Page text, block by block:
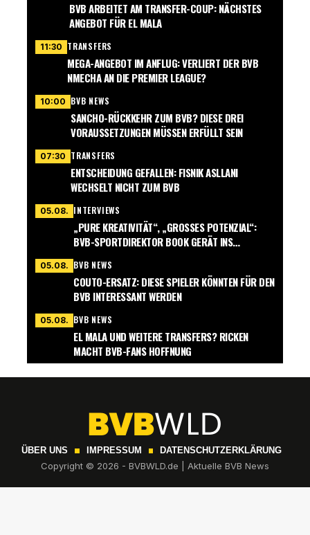
BVB ARBEITET AM TRANSFER-COUP: NÄCHSTES
ANGEBOT FÜR EL MALA
11:30 TRANSFERS
MEGA-ANGEBOT IM ANFLUG: VERLIERT DER BVB
NMECHA AN DIE PREMIER LEAGUE?
10:00 BVB NEWS
SANCHO-RÜCKKEHR ZUM BVB? DIESE DREI
VORAUSSETZUNGEN MÜSSEN ERFÜLLT SEIN
07:30 TRANSFERS
ENTSCHEIDUNG GEFALLEN: FISNIK ASLLANI
WECHSELT NICHT ZUM BVB
05.08. INTERVIEWS
„PURE KREATIVITÄT“, „GROSSES POTENZIAL“: B
VB-SPORTDIREKTOR BOOK GERÄT INS S
05.08. BVB NEWS
COUTO-ERSATZ: DIESE SPIELER KÖNNTEN FÜR DEN
BVB INTERESSANT WERDEN
05.08. BVB NEWS
EL MALA UND WEITERE TRANSFERS? RICKEN
MACHT BVB-FANS HOFFNUNG
ÜBER UNS IMPRESSUM DATENSCHUTZERKLÄRUNG
Copyright © 2026 - BVBWLD.de | Aktuelle BVB News